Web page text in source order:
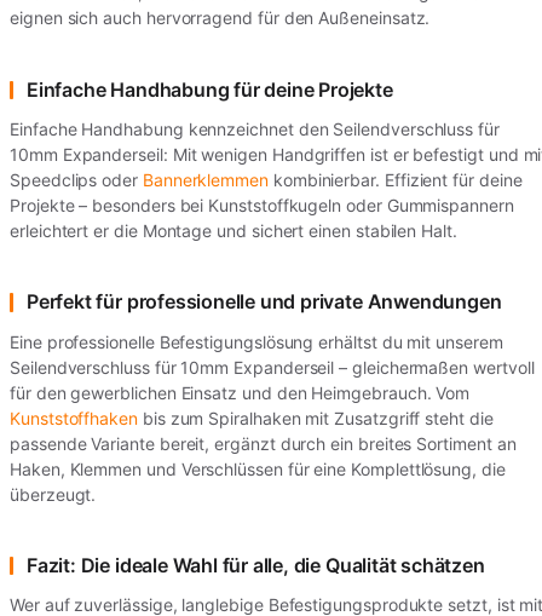
eignen sich auch hervorragend für den Außeneinsatz.
Einfache Handhabung für deine Projekte
Einfache Handhabung kennzeichnet den Seilendverschluss für
10mm Expanderseil: Mit wenigen Handgriffen ist er befestigt und
Speedclips oder Bannerklemmenkombinierbar. Effizient für deine
Projekte – besonders bei Kunststoffkugeln oder Gummispannern
erleichtert er die Montage und sichert einen stabilen Halt.
Perfekt für professionelle und private Anwendungen
Eine professionelle Befestigungslösung erhältst du mit unserem
Seilendverschluss für 10mm Expanderseil – gleichermaßen wertvoll
für den gewerblichen Einsatz und den Heimgebrauch. Vom
Kunststoffhakenbis zum Spiralhaken mit Zusatzgriff steht die
passende Variante bereit, ergänzt durch ein breites Sortiment an
Haken, Klemmen und Verschlüssen für eine Komplettlösung, die
überzeugt.
Fazit: Die ideale Wahl für alle, die Qualität schätzen
Wer auf zuverlässige, langlebige Befestigungsprodukte setzt, ist